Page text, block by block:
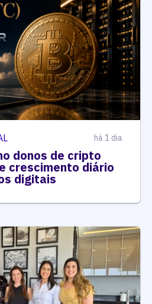
há 1 dia
donos de cripto
crescimento diário
digitais